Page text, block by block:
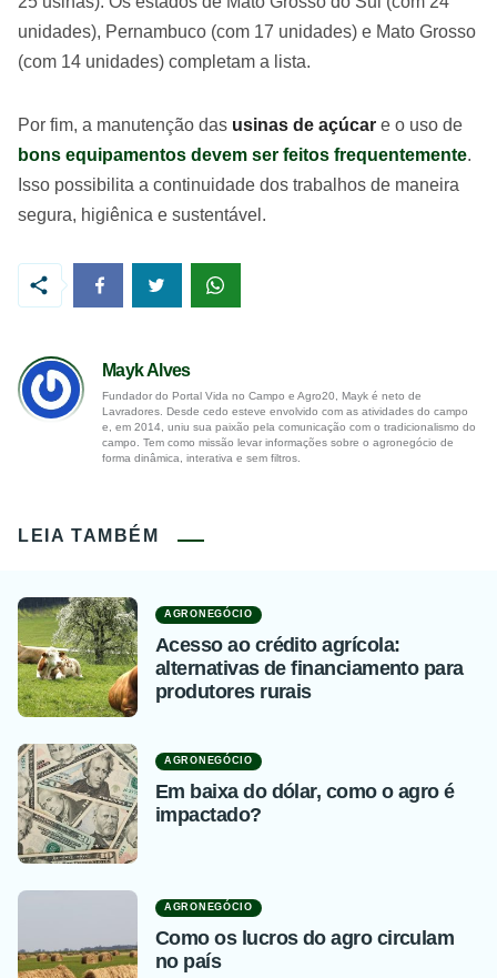
unidades), Pernambuco (com 17 unidades) e Mato Grosso
(com 14 unidades) completam a lista.
Por fim, a manutenção das usinas de açúcar e o uso de
bons equipamentos devem ser feitos frequentemente.
Isso possibilita a continuidade dos trabalhos de maneira
segura, higiênica e sustentável.
Mayk Alves
Fundador do Portal Vida no Campo e Agro20, Mayk é neto de
Lavradores. Desde cedo esteve envolvido com as atividades do campo
e, em 2014, uniu sua paixão pela comunicação com o tradicionalismo do
campo. Tem como missão levar informações sobre o agronegócio de
forma dinâmica, interativa e sem filtros.
LEIA TAMBÉM
AGRONEGÓCIO
Acesso ao crédito agrícola:
alternativas de financiamento para
produtores rurais
AGRONEGÓCIO
Em baixa do dólar, como o agro é
impactado?
AGRONEGÓCIO
Como os lucros do agro circulam
no país